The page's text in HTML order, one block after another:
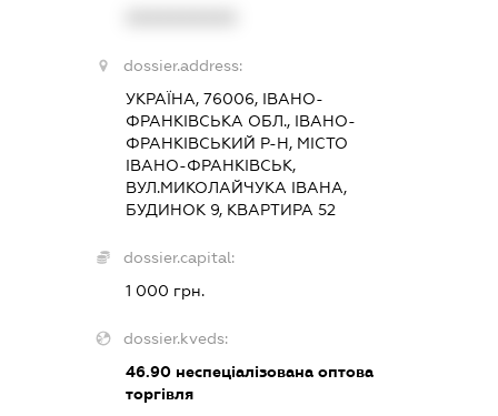
dossier.address:
УКРАЇНА, 76006, ІВАНО-
ФРАНКІВСЬКА ОБЛ., ІВАНО-
ФРАНКІВСЬКИЙ Р-Н, МІСТО
ІВАНО-ФРАНКІВСЬК,
ВУЛ.МИКОЛАЙЧУКА ІВАНА,
БУДИНОК 9, КВАРТИРА 52
dossier.capital:
1 000 грн.
dossier.kveds:
46.90 неспеціалізована оптова
торгівля